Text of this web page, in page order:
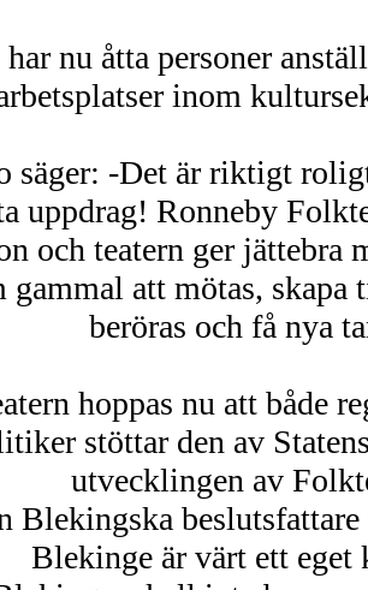
nu åtta personer
inom
säger: -Det är riktigt
uppdrag! Ronneby
och teatern ger jättebra
gammal att mötas, skapa
beröras och få nya
hoppas nu att både
stöttar den av
utvecklingen av
Blekingska
Blekinge är värt ett